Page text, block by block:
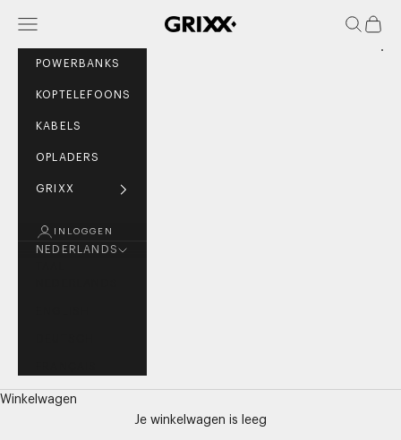
GRIXX
MENU ZOEKEN
POWERBANKS
KOPTELEFOONS
KABELS
OPLADERS
GRIXX
INLOGGEN
NEDERLANDS
Winkelwagen
Je winkelwagen is leeg
Grote powerbank: altijd en overal